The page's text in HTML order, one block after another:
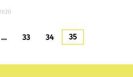
… 33 34 35